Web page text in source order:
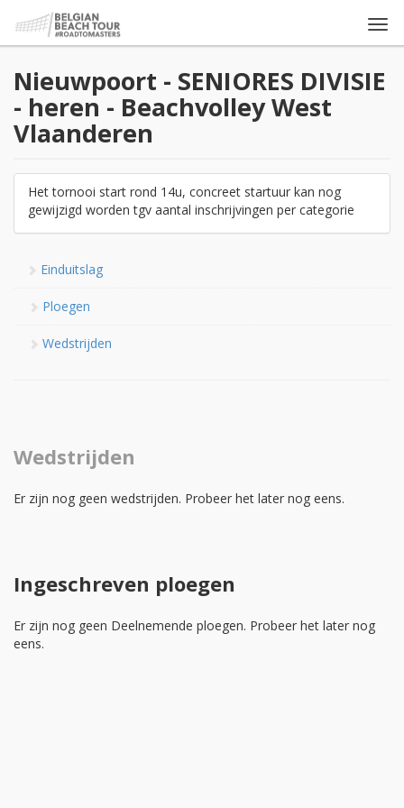
Nieuwpoort - SENIORES DIVISIE
- heren - Beachvolley West
Vlaanderen
Het tornooi start rond 14u, concreet startuur kan nog
gewijzigd worden tgv aantal inschrijvingen per categorie
Einduitslag
Ploegen
Wedstrijden
Wedstrijden
Er zijn nog geen wedstrijden. Probeer het later nog eens.
Ingeschreven ploegen
Er zijn nog geen Deelnemende ploegen. Probeer het later nog
eens.